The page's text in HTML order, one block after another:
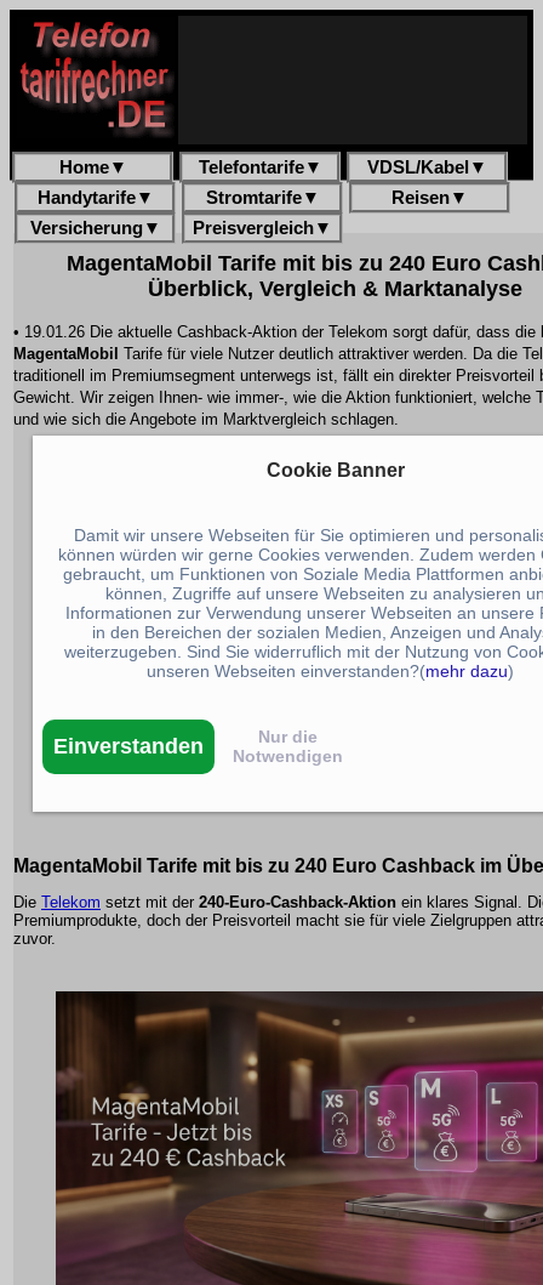
Home▼ Telefontarife▼ VDSL/Kabel ▼
Handytarife▼ Stromtarife▼ Reisen▼
Versicherung▼ Preisvergleich▼
MagentaMobil Tarife mit bis zu 240 Euro
Überblick, Vergleich & Marktanalyse
• 19.01.26 Die aktuelle Cashback-Aktion der Telekom sorgt dafür, dass die
MagentaMobil Tarife für viele Nutzer deutlich attraktiver werden. Da die
traditionell im Premiumsegment unterwegs ist, fällt ein direkter Preisvorteil
Gewicht. Wir zeigen Ihnen- wie immer-, wie die Aktion funktioniert, welche
und wie sich die Angebote im Marktvergleich schlagen.
MagentaMobil Tarife mit bis zu 240 Euro Cashback im
Die Telekom setzt mit der 240-Euro-Cashback-Aktion ein klares Signal.
Premiumprodukte, doch der Preisvorteil macht sie für viele Zielgruppen
zuvor.
Cookie Banner
Damit wir unsere Webseiten für Sie optimieren und
können würden wir gerne Cookies verwenden. Zudem werden
gebraucht, um Funktionen von Soziale Media Plattformen
können, Zugriffe auf unsere Webseiten zu analysieren
Informationen zur Verwendung unserer Webseiten an unsere
in den Bereichen der sozialen Medien, Anzeigen und
weiterzugeben. Sind Sie widerruflich mit der Nutzung von
unseren Webseiten einverstanden?(mehr dazu)
Einverstanden
Nur die
Notwendigen